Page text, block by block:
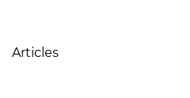
Articles